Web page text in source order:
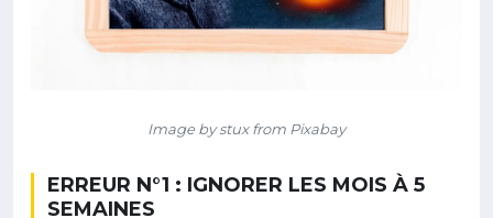
Image by stux from Pixabay
ERREUR N°1 : IGNORER LES MOIS À 5
SEMAINES